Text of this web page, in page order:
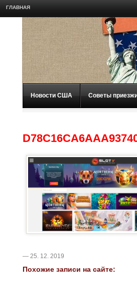
ГЛАВНАЯ
Новости США Советы
— 25. 12. 2019
Похожие записи на сайте: